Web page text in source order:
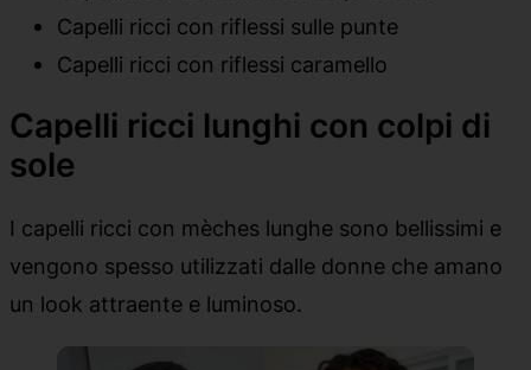
Capelli ricci con riflessi sulle punte
Capelli ricci con riflessi caramello
Capelli ricci lunghi con colpi di
sole
I capelli ricci con mèches lunghe sono bellissimi e
vengono spesso utilizzati dalle donne che amano
un look attraente e luminoso.